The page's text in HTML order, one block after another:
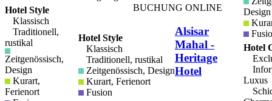
Hotel Style
Klassisch
Traditionell,
rustikal
Zeitgenössisch,
Design
Kurart,
Ferienort
BUCHUNG ONLINE
Hotel Style
Klassisch
Traditionell, rustikal
Zeitgenössisch, Design
Kurart, Ferienort
Fusion
Alsisar
Mahal -
Heritage
Hotel
Design
Hotel
Luxus